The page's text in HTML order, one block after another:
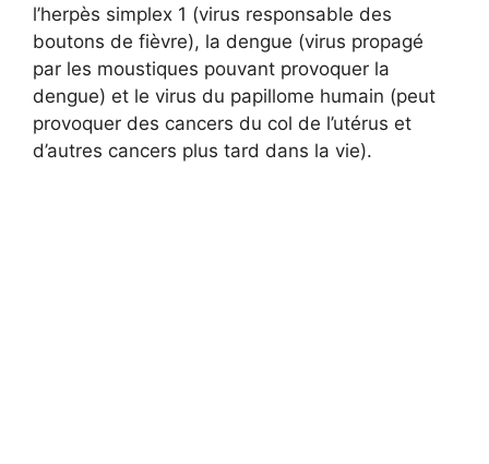
l’herpès simplex 1 (virus responsable des
boutons de fièvre), la dengue (virus propagé
par les moustiques pouvant provoquer la
dengue) et le virus du papillome humain (peut
provoquer des cancers du col de l’utérus et
d’autres cancers plus tard dans la vie).